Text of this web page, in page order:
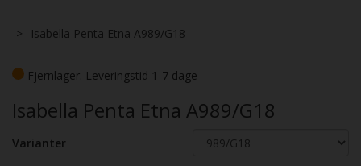
Isabella Penta Etna A989/G18
Fjernlager. Leveringstid 1-7 dage
Isabella Penta Etna A989/G18
Varianter